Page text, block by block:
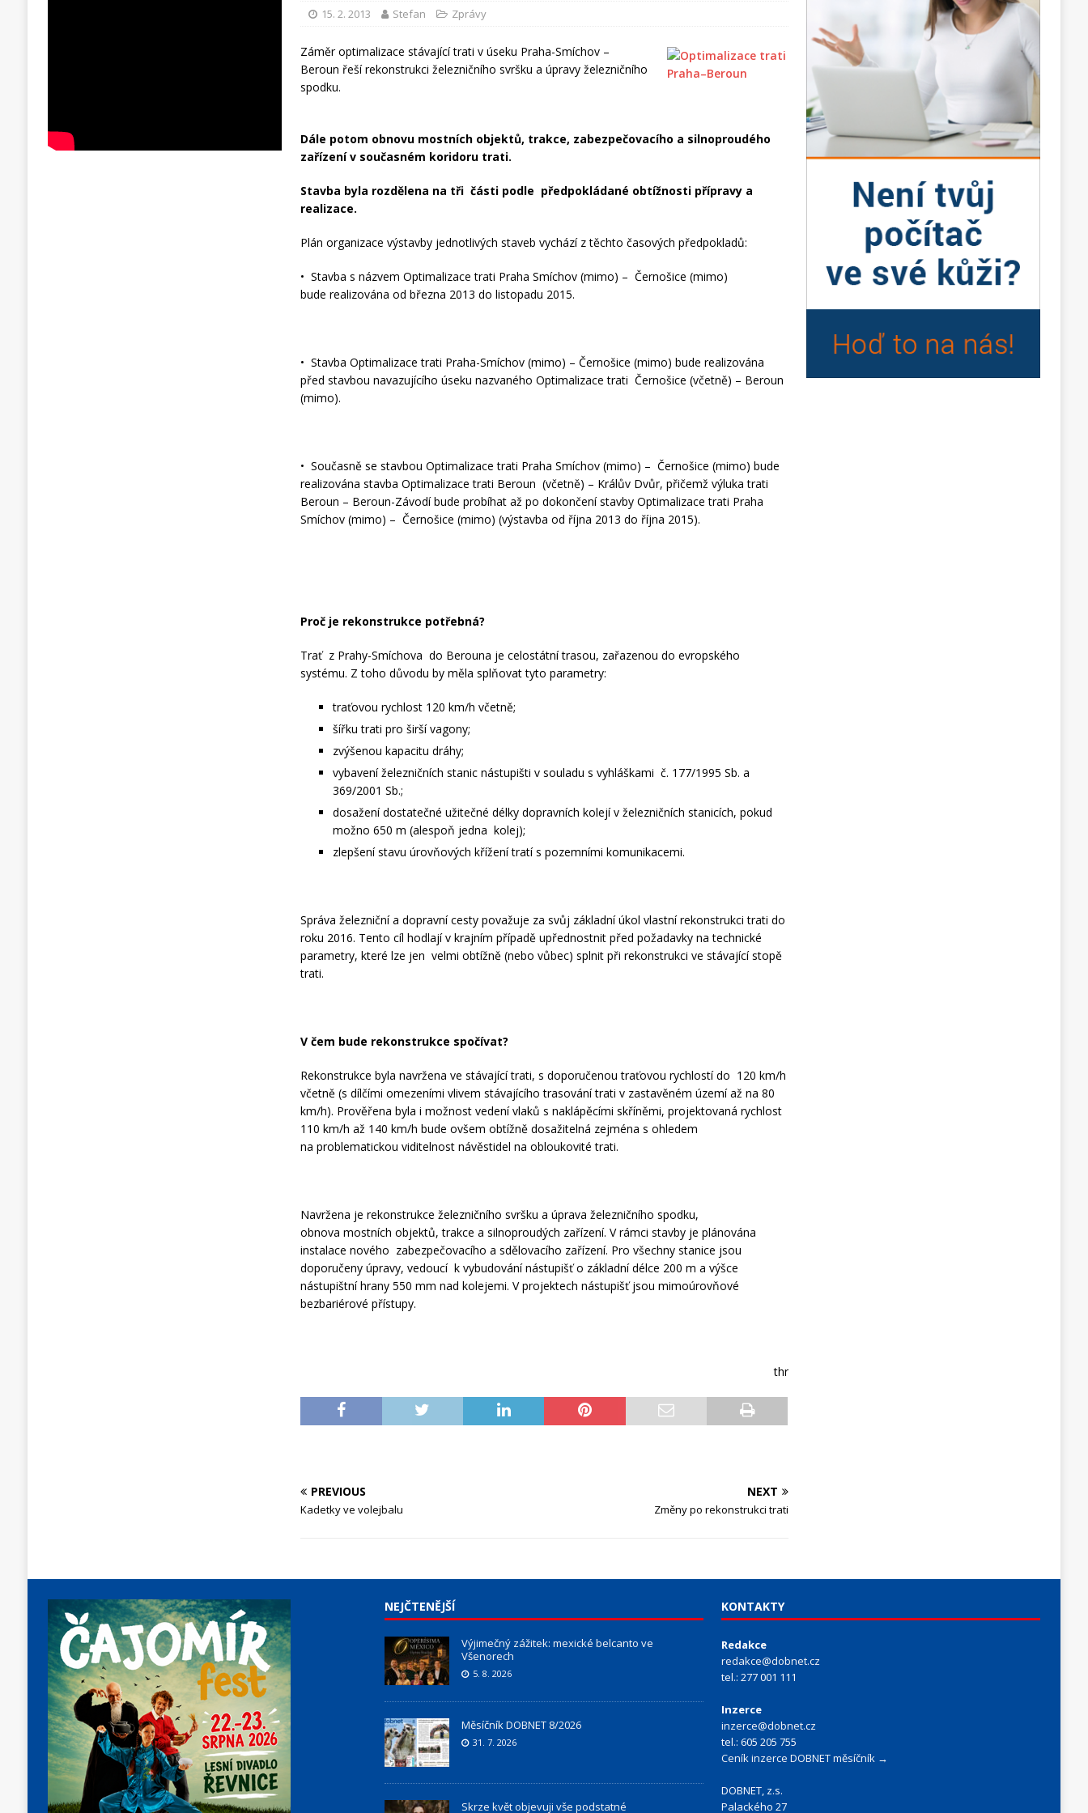
15. 2. 2013 Stefan Zprávy
Záměr optimalizace stávající trati v úseku Praha-Smíchov –
Beroun řeší rekonstrukci železničního svršku a úpravy železničního
spodku.
Dále potom obnovu mostních objektů, trakce, zabezpečovacího a silnoproudého
zařízení v současném koridoru trati.
Stavba byla rozdělena na tři části podle předpokládané obtížnosti přípravy a
realizace.
Plán organizace výstavby jednotlivých staveb vychází z těchto časových předpokladů:
• Stavba s názvem Optimalizace trati Praha Smíchov (mimo) – Černošice (mimo)
bude realizována od března 2013 do listopadu 2015.
• Stavba Optimalizace trati Praha-Smíchov (mimo) – Černošice (mimo) bude realizována
před stavbou navazujícího úseku nazvaného Optimalizace trati Černošice (včetně) – Beroun
(mimo).
• Současně se stavbou Optimalizace trati Praha Smíchov (mimo) – Černošice (mimo) bude
realizována stavba Optimalizace trati Beroun (včetně) – Králův Dvůr, přičemž výluka trati
Beroun – Beroun-Závodí bude probíhat až po dokončení stavby Optimalizace trati Praha
Smíchov (mimo) – Černošice (mimo) (výstavba od října 2013 do října 2015).
Proč je rekonstrukce potřebná?
Trať z Prahy-Smíchova do Berouna je celostátní trasou, zařazenou do evropského
systému. Z toho důvodu by měla splňovat tyto parametry:
traťovou rychlost 120 km/h včetně;
šířku trati pro širší vagony;
zvýšenou kapacitu dráhy;
vybavení železničních stanic nástupišti v souladu s vyhláškami č. 177/1995 Sb. a
369/2001 Sb.;
dosažení dostatečné užitečné délky dopravních kolejí v železničních stanicích, pokud
možno 650 m (alespoň jedna kolej);
zlepšení stavu úrovňových křížení tratí s pozemními komunikacemi.
Správa železniční a dopravní cesty považuje za svůj základní úkol vlastní rekonstrukci trati do
roku 2016. Tento cíl hodlají v krajním případě upřednostnit před požadavky na technické
parametry, které lze jen velmi obtížně (nebo vůbec) splnit při rekonstrukci ve stávající stopě
trati.
V čem bude rekonstrukce spočívat?
Rekonstrukce byla navržena ve stávající trati, s doporučenou traťovou rychlostí do 120 km/h
včetně (s dílčími omezeními vlivem stávajícího trasování trati v zastavěném území až na 80
km/h). Prověřena byla i možnost vedení vlaků s naklápěcími skříněmi, projektovaná rychlost
110 km/h až 140 km/h bude ovšem obtížně dosažitelná zejména s ohledem
na problematickou viditelnost návěstidel na obloukovité trati.
Navržena je rekonstrukce železničního svršku a úprava železničního spodku,
obnova mostních objektů, trakce a silnoproudých zařízení. V rámci stavby je plánována
instalace nového zabezpečovacího a sdělovacího zařízení. Pro všechny stanice jsou
doporučeny úpravy, vedoucí k vybudování nástupišť o základní délce 200 m a výšce
nástupištní hrany 550 mm nad kolejemi. V projektech nástupišť jsou mimoúrovňové
bezbariérové přístupy.
thr
PREVIOUS
Kadetky ve volejbalu
NEXT
Změny po rekonstrukci trati
NEJČTENĚJŠÍ
Výjimečný zážitek: mexické belcanto ve
Všenorech
5. 8. 2026
Měsíčník DOBNET 8/2026
31. 7. 2026
Skrze květ objevuji vše podstatné
KONTAKTY
Redakce
redakce@dobnet.cz
tel.: 277 001 111
Inzerce
inzerce@dobnet.cz
tel.: 605 205 755
Ceník inzerce DOBNET měsíčník →
DOBNET, z.s.
Palackého 27